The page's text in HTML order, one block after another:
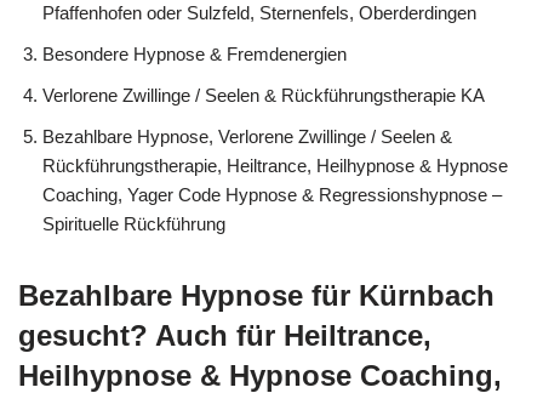
Pfaffenhofen oder Sulzfeld, Sternenfels, Oberderdingen
Besondere Hypnose & Fremdenergien
Verlorene Zwillinge / Seelen & Rückführungstherapie KA
Bezahlbare Hypnose, Verlorene Zwillinge / Seelen &
Rückführungstherapie, Heiltrance, Heilhypnose & Hypnose
Coaching, Yager Code Hypnose & Regressionshypnose –
Spirituelle Rückführung
Bezahlbare Hypnose für Kürnbach
gesucht? Auch für Heiltrance,
Heilhypnose & Hypnose Coaching,